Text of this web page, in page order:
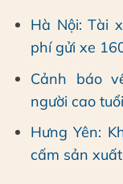
Hà Nội: Tài
phí gửi xe
Cảnh báo
người cao
Hưng Yên:
cấm sản